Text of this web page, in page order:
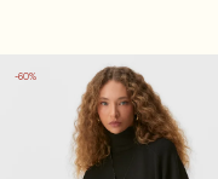
-60%